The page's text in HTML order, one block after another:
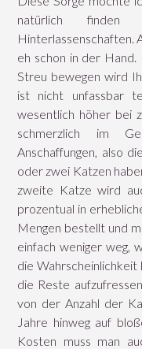
natürlich
Hinterlassenschaften.
eh schon in der Hand.
Streu bewegen wird
ist nicht unfassbar
wesentlich höher bei
schmerzlich im
Anschaffungen, also die
oder zwei Katzen
zweite Katze wird
prozentual in
Mengen bestellt und
einfach weniger weg,
die
die Reste
von der Anzahl der
Jahre hinweg auf
Kosten muss man